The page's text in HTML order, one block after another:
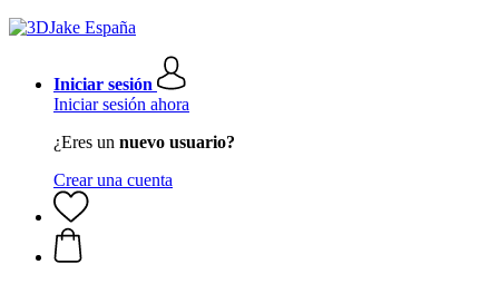
Iniciar sesión
Iniciar sesión ahora
¿Eres un nuevo usuario?
Crear una cuenta